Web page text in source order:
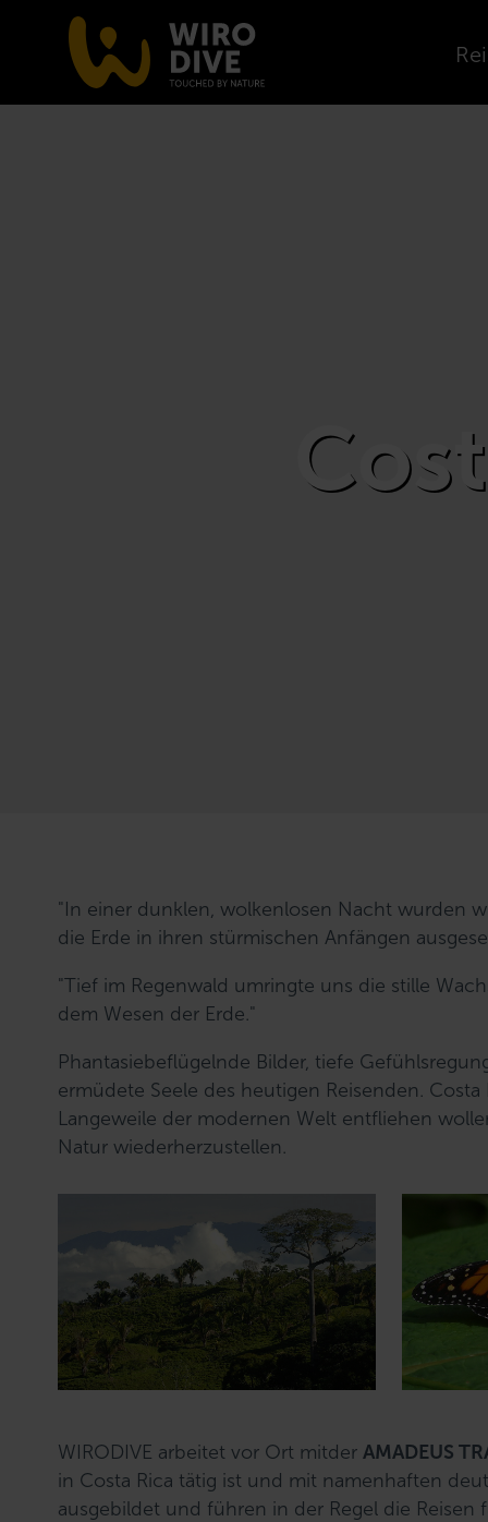
"In einer dunklen, wolkenlosen Nacht wurden
die Erde in ihren stürmischen Anfängen
"Tief im Regenwald umringte uns die stille
dem Wesen der Erde."
Phantasiebeflügelnde Bilder, tiefe
ermüdete Seele des heutigen Reisenden.
Langeweile der modernen Welt entfliehen
Natur wiederherzustellen.
WIRODIVE arbeitet vor Ort mitderAMADEUS
in Costa Rica tätig ist und mit namenhaften
ausgebildet und führen in der Regel die